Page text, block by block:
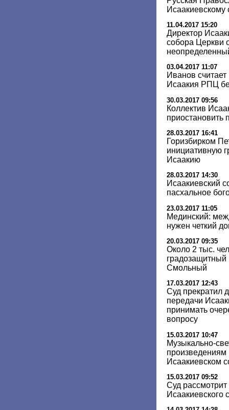
Исаакиевскому
11.04.2017 15:20
Директор
собора Церкви
03.04.2017 11:07
Иванов
Исаакия РПЦ
30.03.2017 09:56
Коллектив
приостановить
28.03.2017 16:41
Горизбирком
инициативную
Исаакию
28.03.2017 14:30
Исаакиевский
пасхальное
23.03.2017 11:05
Мединский:
нужен четкий
20.03.2017 09:35
Около 2 тыс.
градозащитный
Смольный
17.03.2017 12:43
Суд прекратил
передачи
принимать
вопросу
15.03.2017 10:47
Музыкально-
произведениям
Исаакиевском
15.03.2017 09:52
Суд